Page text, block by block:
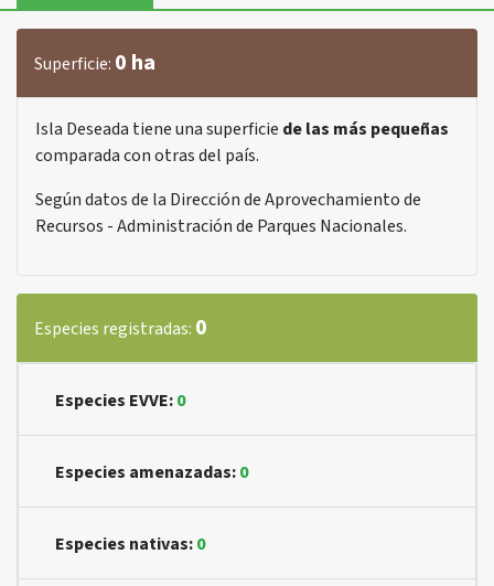
Superficie: 0 ha
Isla Deseada tiene una superficie de las más pequeñas
comparada con otras del país.
Según datos de la Dirección de Aprovechamiento de
Recursos - Administración de Parques Nacionales.
Especies registradas: 0
Especies EVVE:0
Especies amenazadas:0
Especies nativas:0